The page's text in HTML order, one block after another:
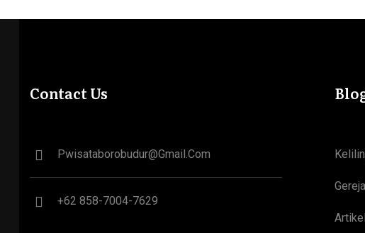
Contact Us
Pwisataborobudur@gmail.com
+62 858-7004-7629